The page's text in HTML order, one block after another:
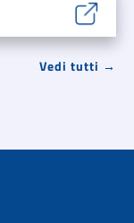
Vedi tutti →